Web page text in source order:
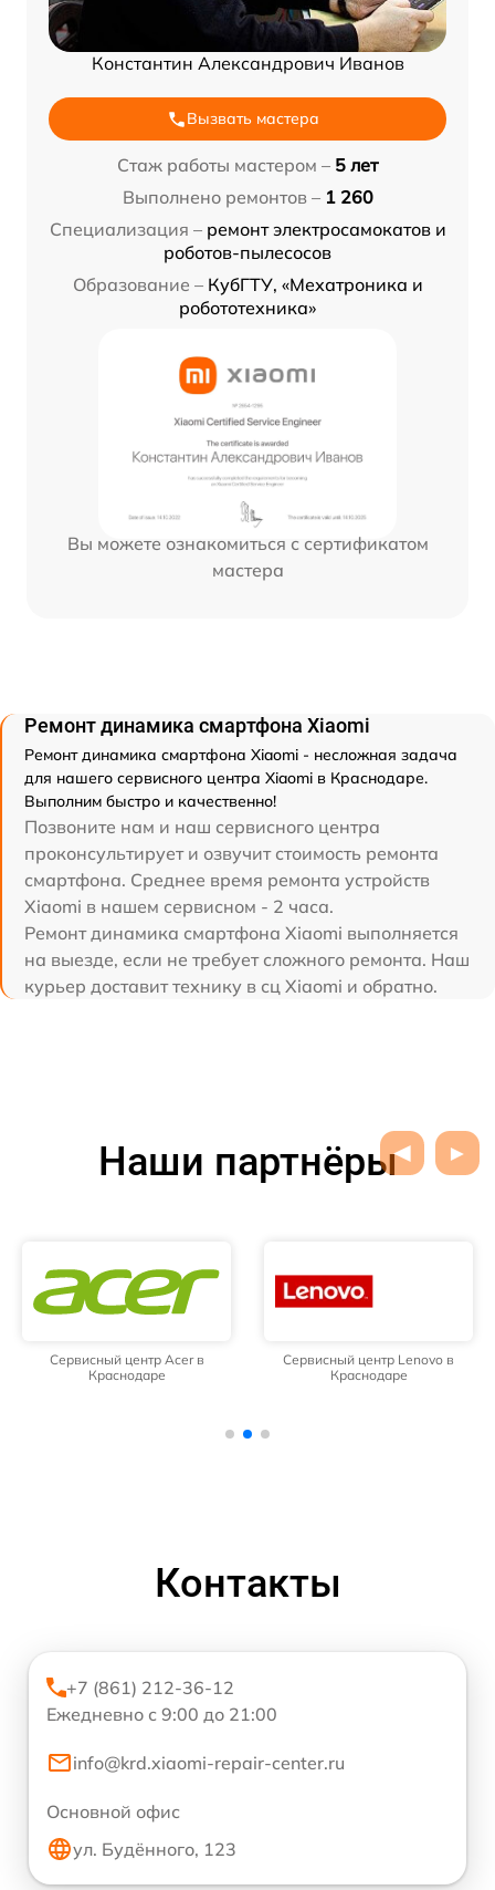
Константин Александрович Иванов
Вызвать мастера
Стаж работы мастером – 5 лет
Выполнено ремонтов – 1 260
Специализация – ремонт электросамокатов и
роботов-пылесосов
Образование – КубГТУ, «Мехатроника и
робототехника»
Вы можете ознакомиться с сертификатом
мастера
Ремонт динамика смартфона Xiaomi
Ремонт динамика смартфона Xiaomi - несложная задача
для нашего сервисного центра Xiaomi в Краснодаре.
Выполним быстро и качественно!
Позвоните нам и наш сервисного центра
проконсультирует и озвучит стоимость ремонта
смартфона. Среднее время ремонта устройств
Xiaomi в нашем сервисном - 2 часа.
Ремонт динамика смартфона Xiaomi выполняется
на выезде, если не требует сложного ремонта. Наш
курьер доставит технику в сц Xiaomi и обратно.
Наши партнёры
Сервисный центр Acer в
Краснодаре
Сервисный центр Lenovo в
Краснодаре
Контакты
+7 (861) 212-36-12
Ежедневно с 9:00 до 21:00
info@krd.xiaomi-repair-center.ru
Основной офис
ул. Будённого, 123